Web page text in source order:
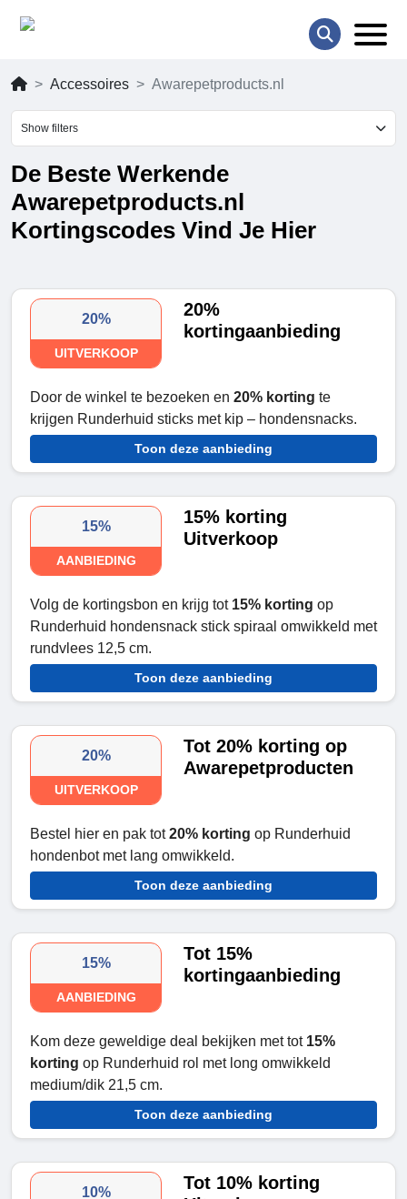
Accessoires Awarepetproducts.nl
Show filters
De Beste Werkende
Awarepetproducts.nl
Kortingscodes Vind Je Hier
20%
UITVERKOOP
20%
kortingaanbieding
Door de winkel te bezoeken en 20% korting te
krijgen Runderhuid sticks met kip – hondensnacks.
Toon deze aanbieding
15%
AANBIEDING
15% korting
Uitverkoop
Volg de kortingsbon en krijg tot 15% korting op
Runderhuid hondensnack stick spiraal omwikkeld met
rundvlees 12,5 cm.
Toon deze aanbieding
20%
UITVERKOOP
Tot 20% korting op
Awarepetproducten
Bestel hier en pak tot20% korting op Runderhuid
hondenbot met lang omwikkeld.
Toon deze aanbieding
15%
AANBIEDING
Tot 15%
kortingaanbieding
Kom deze geweldige deal bekijken met tot 15%
korting op Runderhuid rol met long omwikkeld
medium/dik 21,5 cm.
Toon deze aanbieding
10%
Tot 10% korting